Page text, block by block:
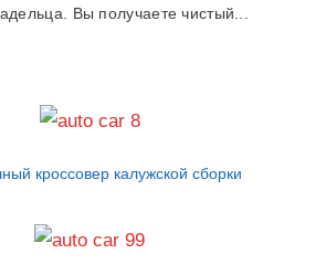
Вы получаете чистый...
кроссовер калужской сборки